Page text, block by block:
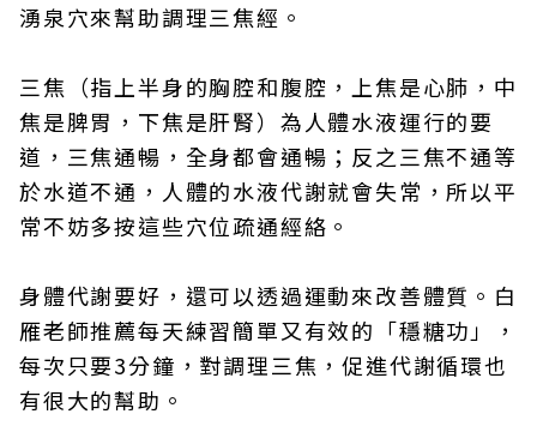
湧泉穴來幫助調理三焦經。
三焦（指上半身的胸腔和腹腔，上焦是心肺，中
焦是脾胃，下焦是肝腎）為人體水液運行的要
道，三焦通暢，全身都會通暢；反之三焦不通等
於水道不通，人體的水液代謝就會失常，所以平
常不妨多按這些穴位疏通經絡。
身體代謝要好，還可以透過運動來改善體質。白
雁老師推薦每天練習簡單又有效的「穩糖功」，
每次只要3分鐘，對調理三焦，促進代謝循環也
有很大的幫助。